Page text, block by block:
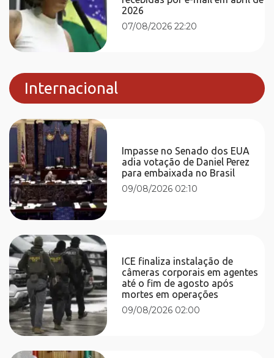
2026
07/08/2026 22:20
Internacional
Impasse no Senado dos EUA
adia votação de Daniel Perez
para embaixada no Brasil
09/08/2026 02:10
ICE finaliza instalação de
câmeras corporais em agentes
até o fim de agosto após
mortes em operações
09/08/2026 02:00